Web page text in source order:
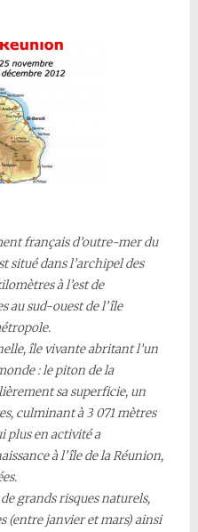
français d’outre-mer du
situé dans l’archipel des
à l’est de
au sud-ouest de l’île
île vivante abritant l’un
: le piton de la
sa superficie, un
culminant à 3 071 mètres
plus en activité a
à l’île de la Réunion,
grands risques naturels,
(entre janvier et mars) ainsi